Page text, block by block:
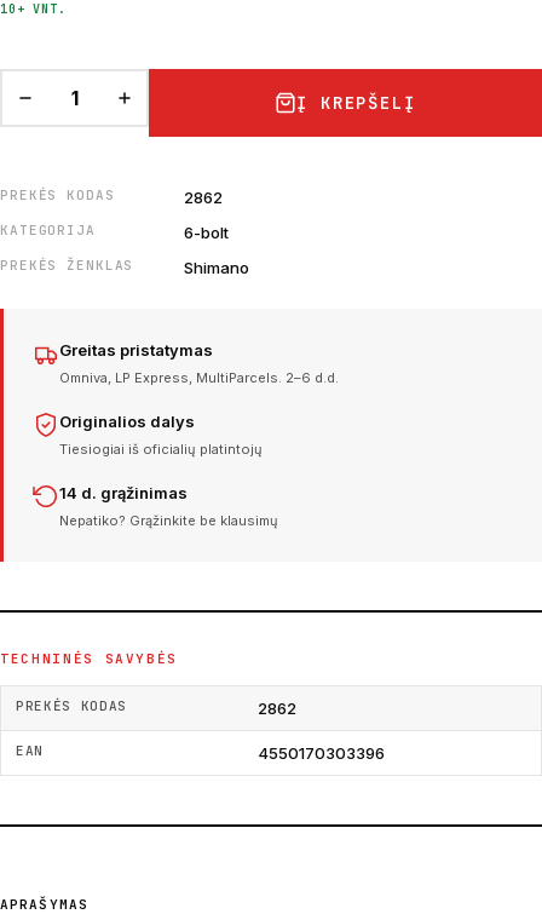
10+ VNT.
Į KREPŠELĮ
PREKĖS KODAS 2862
KATEGORIJA 6-bolt
PREKĖS ŽENKLAS Shimano
Greitas pristatymas
Omniva, LP Express, MultiParcels. 2–6 d.d.
Originalios dalys
Tiesiogiai iš oficialių platintojų
14 d. grąžinimas
Nepatiko? Grąžinkite be klausimų
TECHNINĖS SAVYBĖS
PREKĖS KODAS 2862
EAN 4550170303396
APRAŠYMAS